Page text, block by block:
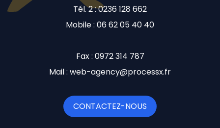
Tél. 2 : 0236 128 662
Mobile : 06 62 05 40 40
Fax : 0972 314 787
Mail : web-agency@processx.fr
CONTACTEZ-NOUS